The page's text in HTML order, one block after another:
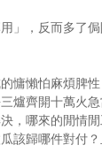
」，反而多了
慵懶怕麻煩脾
爐齊開十萬火
，哪來的閒情
該歸哪件對付